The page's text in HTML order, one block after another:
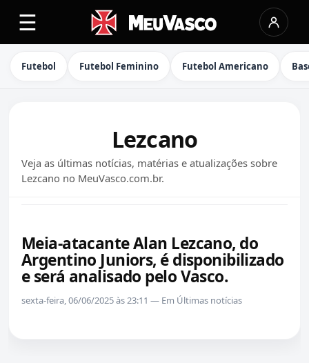
☰
Futebol Futebol Feminino Futebol Americano
Lezcano
Veja as últimas notícias, matérias e atualizações sobre
Lezcano no MeuVasco.com.br.
Meia-atacante Alan Lezcano, do
Argentino Juniors, é disponibilizado
e será analisado pelo Vasco.
sexta-feira, 06/06/2025 às 23:11 — Em Últimas notícias